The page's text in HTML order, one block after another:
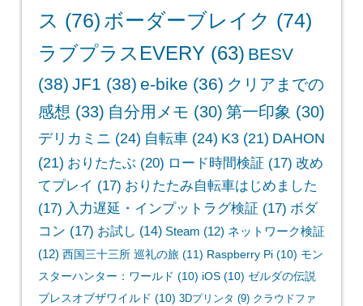
ス (76) ボーダーブレイク (74)
ラブプラスEVERY(63) BESV
(38) JF1 (38) e-bike (36) クリアまでの
感想 (33) 自分用メモ (30) 第一印象 (30)
デリカミニ (24) 自転車(24) K3(21) DAHON
(21) おりたたぶ (20) ロード時間検証 (17) 改め
てプレイ (17) おりたたみ自転車はじめました
(17) 入力遅延・インプットラグ検証 (17) ボダ
コン (17) お試し (14) Steam (12) ネットワーク検証
(12) 西国三十三所 巡礼の旅(11) Raspberry Pi(10) モン
スターハンター：ワールド (10) iOS(10) ゼルダの伝説
ブレスオブザワイルド (10) 3Dプリンタ (9) クラウドファ